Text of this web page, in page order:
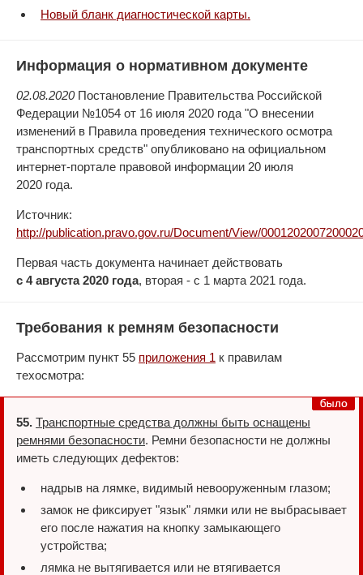
Новый бланк диагностической карты.
Информация о нормативном документе
02.08.2020Постановление Правительства Российской
Федерации №1054 от 16 июля 2020 года "О внесении
изменений в Правила проведения технического осмотра
транспортных средств" опубликовано на официальном
интернет-портале правовой информации 20 июля
2020 года.
Источник:
http://publication.pravo.gov.ru/Document/View/
Первая часть документа начинает действовать
с 4 августа 2020 года, вторая - с 1 марта 2021 года.
Требования к ремням безопасности
Рассмотрим пункт 55 приложения 1 к правилам
техосмотра:
55. Транспортные средства должны быть оснащены
ремнями безопасности. Ремни безопасности не должны
иметь следующих дефектов:
надрыв на лямке, видимый невооруженным глазом;
замок не фиксирует "язык" лямки или не выбрасывает
его после нажатия на кнопку замыкающего
устройства;
лямка не вытягивается или не втягивается